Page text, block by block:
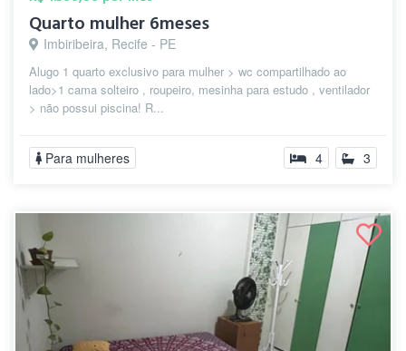
Quarto mulher 6meses
Imbiribeira, Recife - PE
Alugo 1 quarto exclusivo para mulher > wc compartilhado ao
lado>1 cama solteiro , roupeiro, mesinha para estudo , ventilador
> não possui piscina! R...
Para mulheres 4 3